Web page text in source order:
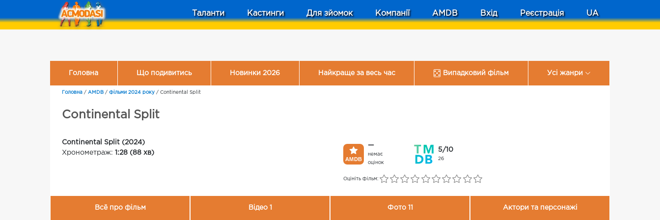
Таланти Кастинги Для зйомок Компанії AMDB Вхід Реєстрація UA
Головна Що подивитись Новинки 2026 Найкраще за весь час Випадковий фільм Усі жанри
Головна / AMDB / Фільми 2024 року / Continental Split
Continental Split
Continental Split (2024)
Хронометраж: 1:28 (88 хв)
—
немає
оцінок
5/10
26
Оцініть фільм:
Всё про фільм Відео 1 Фото 11 Актори та персонажі